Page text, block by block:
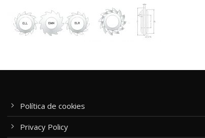
Política de cookies
Privacy Policy